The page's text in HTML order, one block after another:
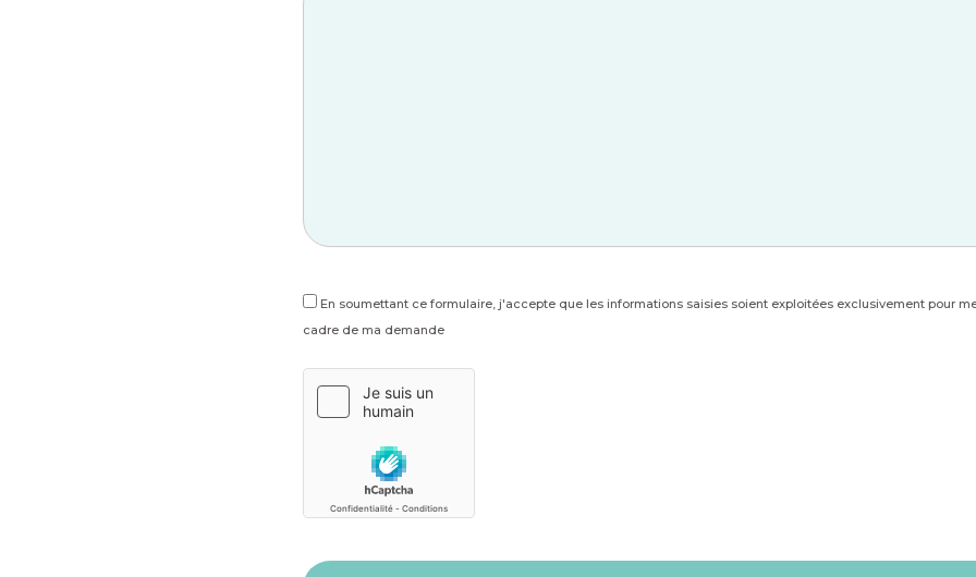
En soumettant ce formulaire, j'accepte que les informations saisies soient exploitées exclusivement pour
cadre de ma demande